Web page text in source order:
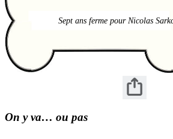
Sept ans ferme pour Nicolas
On y va… ou pas